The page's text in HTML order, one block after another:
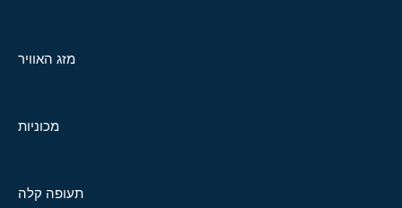
מזג האוויר
מכוניות
תעופה קלה